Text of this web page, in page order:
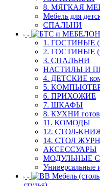
8. МЯГКАЯ
Мебель для
СПАЛЬНИ
1. ГОСТИНЫЕ
2. ГОСТИНЫЕ
3. СПАЛЬНИ
НАСТИЛЫ И
4. ДЕТСКИЕ
5.
6. ПРИХОЖИЕ
7. ШКАФЫ
8. КУХНИ
11. КОМОДЫ
12. СТОЛ-
14. СТОЛ
АКСЕССУАРЫ
МОДУЛЬНЫЕ
Универсальные